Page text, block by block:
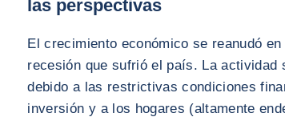
las perspectivas
El crecimiento económico se reanudó
recesión que sufrió el país. La actividad
debido a las restrictivas condiciones
inversión y a los hogares (altamente